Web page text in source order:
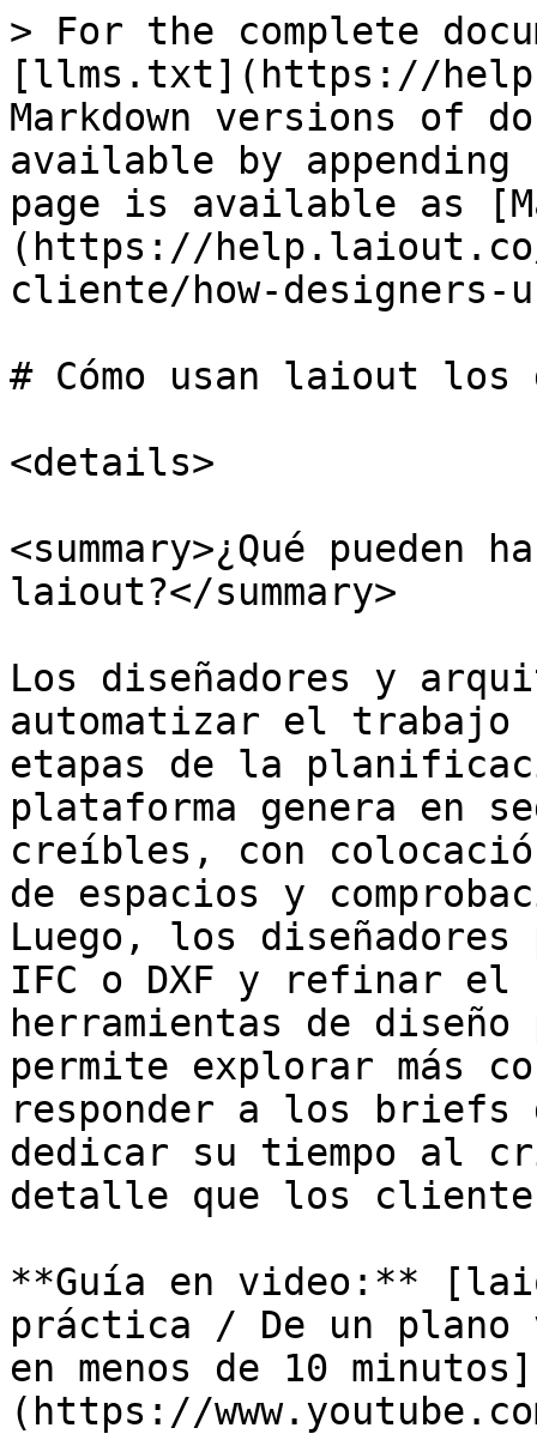
> For the complete
[llms.txt](https://
Markdown versions of
available by
page is available as
(https://
cliente/how-designers-
# Cómo usan laiout los
<details>
<summary>¿Qué
laiout?</summary>
Los diseñadores y
automatizar el
etapas de la
plataforma genera en
creíbles, con
de espacios y
Luego, los
IFC o DXF y refinar el
herramientas de
permite explorar más
responder a los briefs
dedicar su tiempo al
detalle que los
**Guía en video:**
práctica / De un plano
en menos de 10 minutos]
(https://